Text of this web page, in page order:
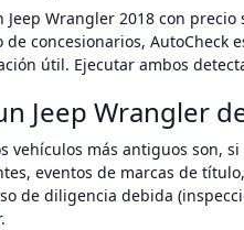
Jeep Wrangler 2018 con
de concesionarios, AutoCheck
útil. Ejecutar ambos
Jeep Wrangler
vehículos más antiguos son,
eventos de marcas de
de diligencia debida